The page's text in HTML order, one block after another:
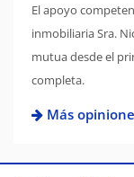
El apoyo
inmobiliaria Sra.
mutua desde el
completa.
Más